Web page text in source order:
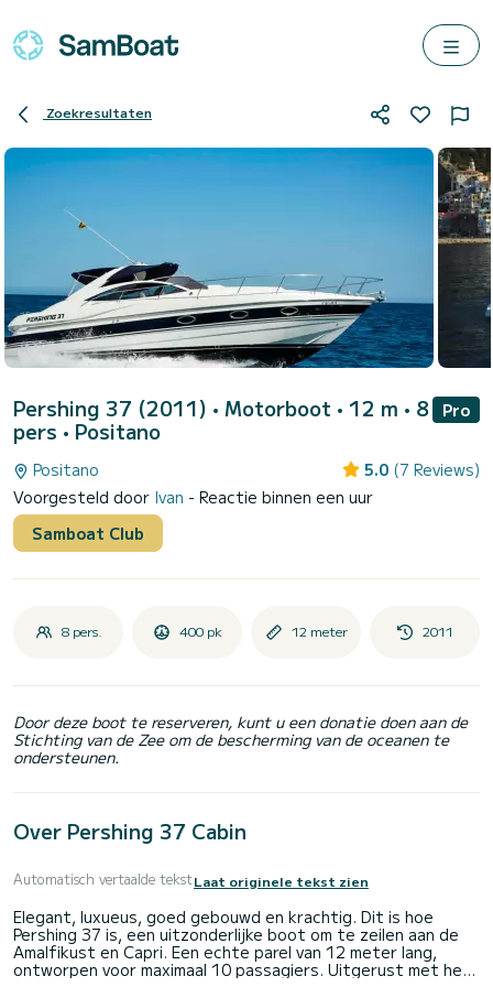
Zoekresultaten
Pershing 37 (2011) • Motorboot • 12 m • 8
pers • Positano
Pro
Positano 5.0 (7 Reviews)
Voorgesteld door Ivan - Reactie binnen een uur
Samboat Club
8 pers. 400 pk 12 meter 2011
Door deze boot te reserveren, kunt u een donatie doen aan de
Stichting van de Zee om de bescherming van de oceanen te
ondersteunen.
Over Pershing 37 Cabin
Automatisch vertaalde tekstLaat originele tekst zien
Elegant, luxueus, goed gebouwd en krachtig. Dit is hoe
Pershing 37 is, een uitzonderlijke boot om te zeilen aan de
Amalfikust en Capri. Een echte parel van 12 meter lang,
ontworpen voor maximaal 10 passagiers. Uitgerust met het